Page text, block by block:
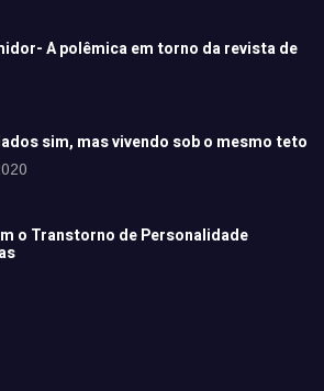
A polêmica em torno da revista de
sim, mas vivendo sob o mesmo teto
o Transtorno de Personalidade